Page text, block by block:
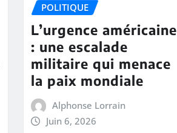
POLITIQUE
L’urgence américaine
: une escalade
militaire qui menace
la paix mondiale
Alphonse Lorrain
Juin 6, 2026